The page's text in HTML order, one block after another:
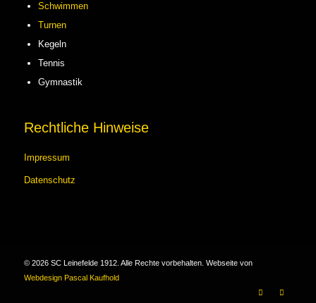
Schwimmen
Turnen
Kegeln
Tennis
Gymnastik
Rechtliche Hinweise
Impressum
Datenschutz
© 2026SC Leinefelde 1912. Alle Rechte vorbehalten. Webseite von
Webdesign Pascal Kaufhold